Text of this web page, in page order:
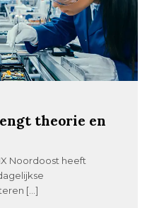
theorie en
Noordoost heeft
[…]